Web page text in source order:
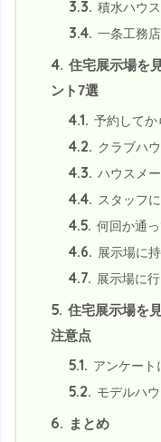
3.3. 積水ハウ
3.4. 一条工務
4. 住宅展示場を
ント7選
4.1. 予約してか
4.2. クラブハ
4.3. ハウスメ
4.4. スタッフ
4.5. 何回か通
4.6. 展示場に
4.7. 展示場に
5. 住宅展示場を
注意点
5.1. アンケート
5.2. モデルハ
6. まとめ